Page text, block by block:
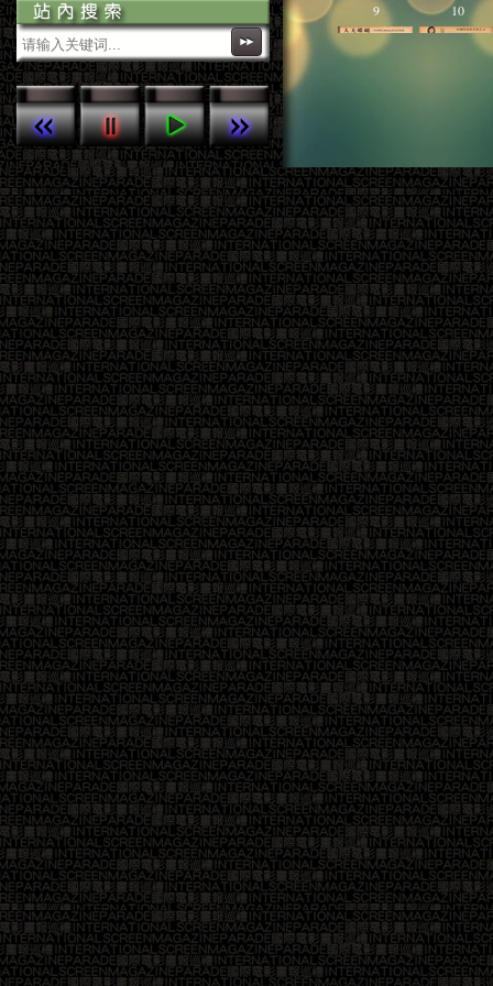
本網站的網頁版Android app經已上架，
歡迎下載。
本站定期於每月5-10日，上傳新一期
《國際電影》雜誌精彩內容，敬請留
意！
9 10
17 18
21 22
25 26
29 30